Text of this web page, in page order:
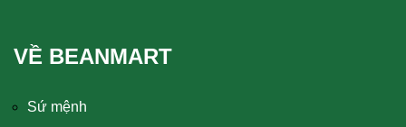
VỀ BEANMART
Sứ mệnh